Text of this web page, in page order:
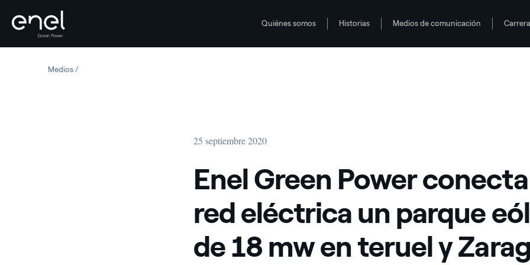
Quiénes somos Historias Medios de comunicación
MediosEnel Green Power conecta a la red eléctrica un parque eólico de 18 mw en teruel y Zaragoza
25 septiembre 2020
Enel Green Power
red eléctrica un parque
de 18 mw en teruel y